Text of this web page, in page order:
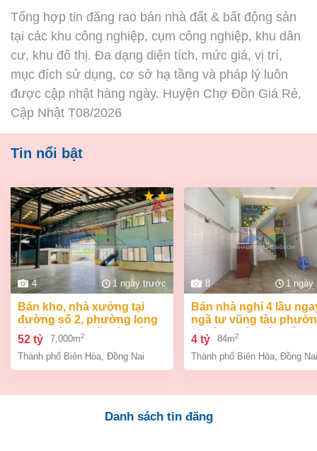
Tổng hợp tin đăng rao bán nhà đất & bất động sản
tại các khu công nghiệp, cụm công nghiệp, khu dân
cư, khu đô thị. Đa dạng diện tích, mức giá, vị trí,
mục đích sử dụng, cơ sở hạ tầng và pháp lý luôn
được cập nhật hàng ngày. Huyện Chợ Đồn Giá Rẻ,
Cập Nhật T08/2026
Tin nổi bật
4 1 ngày trước
bán kho, nhà xưởng tại
đường số 2, phường long
bình, thành phố biên hòa,
đồng nai giá 52 tỷ
52 tỷ 7,000m2
Thành phố Biên Hòa Đồng Nai
8 1
bán nhà nghỉ 4 lầu ngay
ngã tư vũng tàu
an bình biên hòa đồng
giá chỉ 4 tỷ
4 tỷ 84m2
Thành phố Biên Hòa Đồng Nai
Danh sách tin đăng